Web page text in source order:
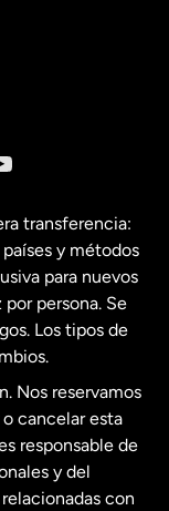
transferencia:
y métodos
para nuevos
persona. Se
Los tipos de
Nos reservamos
cancelar esta
responsable de
y del
con